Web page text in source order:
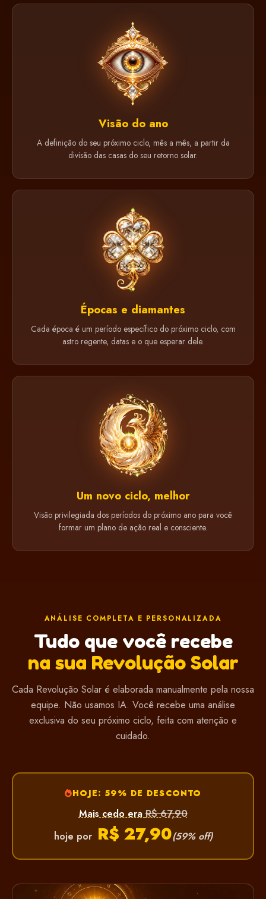
Visão do ano
A definição do seu próximo ciclo, mês a mês, a partir da
divisão das casas do seu retorno solar.
Épocas e diamantes
Cada época é um período específico do próximo ciclo, com
astro regente, datas e o que esperar dele.
Um novo ciclo, melhor
Visão privilegiada dos períodos do próximo ano para você
formar um plano de ação real e consciente.
ANÁLISE COMPLETA E PERSONALIZADA
Tudo que você recebe
na sua Revolução Solar
Cada Revolução Solar é elaborada manualmente pela nossa
equipe. Não usamos IA. Você recebe uma análise
exclusiva do seu próximo ciclo, feita com atenção e
cuidado.
HOJE: 59% DE DESCONTO
Mais cedo eraR$ 67,90
hoje por R$ 27,90(59% off)